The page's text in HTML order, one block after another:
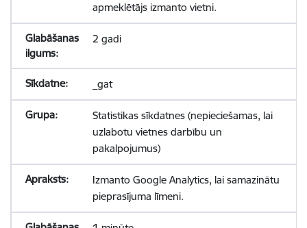
apmeklētājs izmanto vietni.
2 gadi
_gat
Statistikas sīkdatnes (nepieciešamas, lai
uzlabotu vietnes darbību un
pakalpojumus)
Izmanto Google Analytics, lai samazinātu
pieprasījuma līmeni.